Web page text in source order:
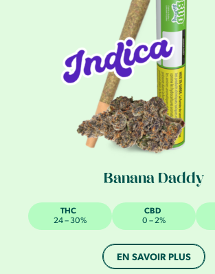
Banana Daddy
THC
24 – 30%
CBD
0 – 2%
EN SAVOIR PLUS